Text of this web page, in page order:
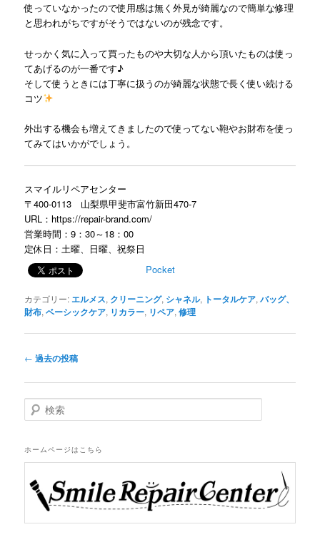
使っていなかったので使用感は無く外見が綺麗なので簡単な修理
と思われがちですがそうではないのが残念です。
せっかく気に入って買ったものや大切な人から頂いたものは使っ
てあげるのが一番です♪
そして使うときには丁寧に扱うのが綺麗な状態で長く使い続ける
コツ
外出する機会も増えてきましたので使ってない鞄やお財布を使っ
てみてはいかがでしょう。
スマイルリペアセンター
〒400-0113 山梨県甲斐市富竹新田470-7
URL： https://repair-brand.com/
営業時間：9：30～18：00
定休日：土曜、日曜、祝祭日
Pocket
カテゴリー: エルメス, クリーニング, シャネル, トータルケア,バッグ、
財布,ベーシックケア, リカラー, リペア,修理
投
ナ
ビ
ゲ
シ
ョ
← 過去の投稿
検
索
ホームページはこちら